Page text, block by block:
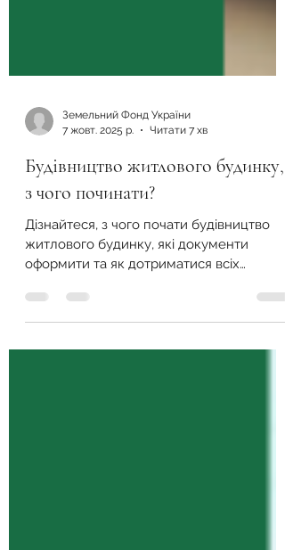
7 жовт. 2025 р.
Читати 7 хв
Будівництво житлового будинку,
з чого починати?
Дізнайтеся, з чого почати будівництво
житлового будинку, які документи
оформити та як дотриматися всіх